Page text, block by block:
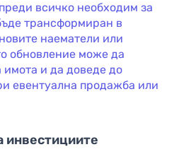
всичко необходим за
трансформиран в
наематели или
обновление може да
имота и да доведе до
евентуална продажба или
инвестициите